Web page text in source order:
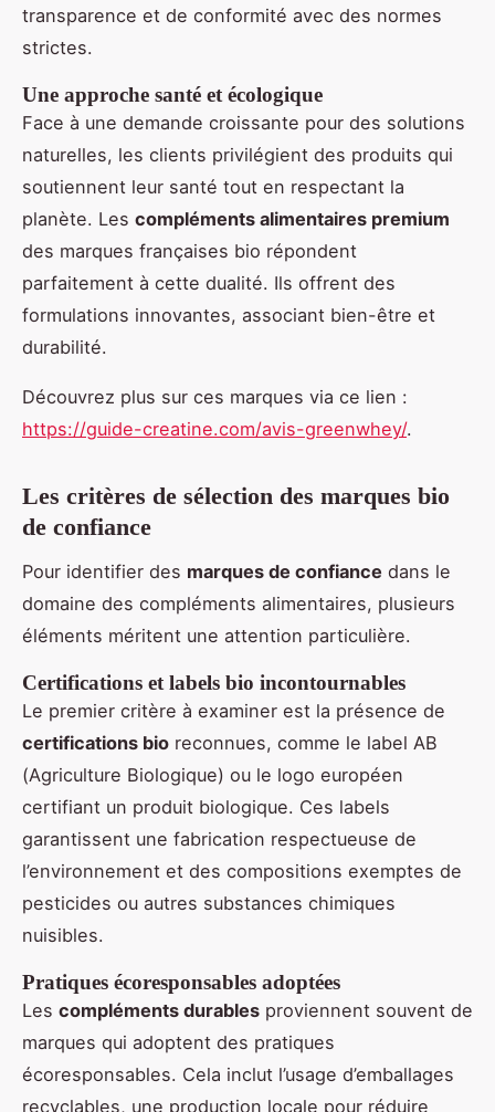
transparence et de conformité avec des normes
strictes.
Une approche santé et écologique
Face à une demande croissante pour des solutions
naturelles, les clients privilégient des produits qui
soutiennent leur santé tout en respectant la
planète. Les compléments alimentaires premium
des marques françaises bio répondent
parfaitement à cette dualité. Ils offrent des
formulations innovantes, associant bien-être et
durabilité.
Découvrez plus sur ces marques via ce lien :
https://guide-creatine.com/avis-greenwhey/.
Les critères de sélection des marques bio
de confiance
Pour identifier des marques de confiance dans le
domaine des compléments alimentaires, plusieurs
éléments méritent une attention particulière.
Certifications et labels bio incontournables
Le premier critère à examiner est la présence de
certifications bio reconnues, comme le label AB
(Agriculture Biologique) ou le logo européen
certifiant un produit biologique. Ces labels
garantissent une fabrication respectueuse de
l’environnement et des compositions exemptes de
pesticides ou autres substances chimiques
nuisibles.
Pratiques écoresponsables adoptées
Les compléments durables proviennent souvent de
marques qui adoptent des pratiques
écoresponsables. Cela inclut l’usage d’emballages
recyclables, une production locale pour réduire